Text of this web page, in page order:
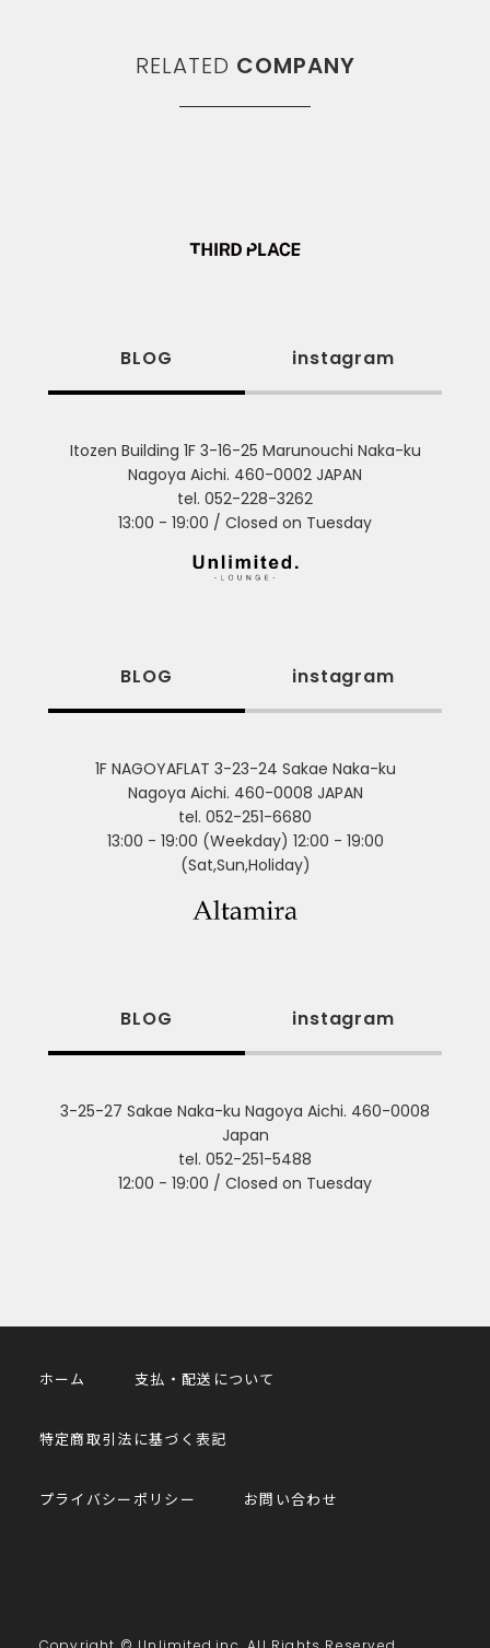
RELATED COMPANY
BLOG instagram
Itozen Building 1F 3-16-25 Marunouchi Naka-ku
Nagoya Aichi. 460-0002 JAPAN
tel. 052-228-3262
13:00 - 19:00 / Closed on Tuesday
BLOG instagram
1F NAGOYAFLAT 3-23-24 Sakae Naka-ku
Nagoya Aichi. 460-0008 JAPAN
tel. 052-251-6680
13:00 - 19:00 (Weekday) 12:00 - 19:00
(Sat,Sun,Holiday)
BLOG instagram
3-25-27 Sakae Naka-ku Nagoya Aichi. 460-0008
Japan
tel. 052-251-5488
12:00 - 19:00 / Closed on Tuesday
ホーム 支払・配送について
特定商取引法に基づく表記
プライバシーポリシー お問い合わせ